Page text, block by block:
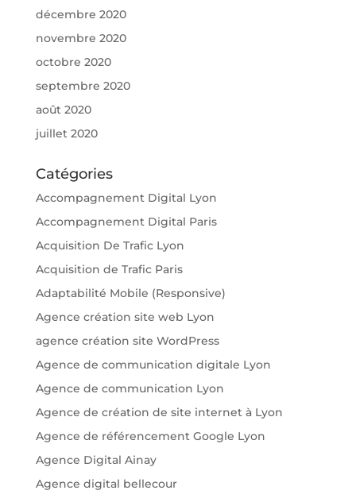
décembre 2020
novembre 2020
octobre 2020
septembre 2020
août 2020
juillet 2020
Catégories
Accompagnement Digital Lyon
Accompagnement Digital Paris
Acquisition De Trafic Lyon
Acquisition de Trafic Paris
Adaptabilité Mobile (Responsive)
Agence création site web Lyon
agence création site WordPress
Agence de communication digitale Lyon
Agence de communication Lyon
Agence de création de site internet à Lyon
Agence de référencement Google Lyon
Agence Digital Ainay
Agence digital bellecour